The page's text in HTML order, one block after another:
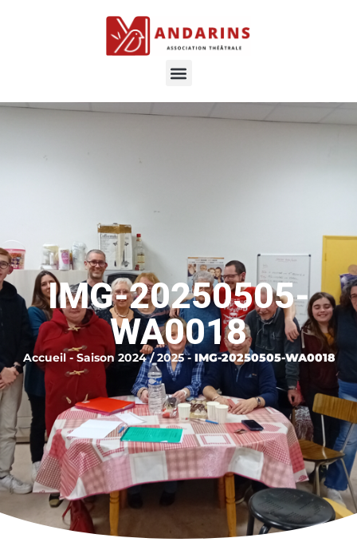
IMG-20250505-
WA0018
Accueil- Saison 2024 / 2025- IMG-20250505-WA0018